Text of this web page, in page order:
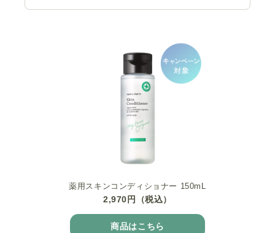
薬用スキンコンディショナー 150mL
2,970円（税込）
商品はこちら